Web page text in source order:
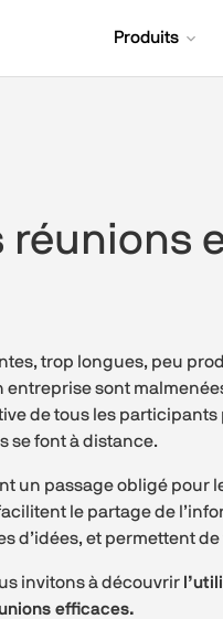
Produits
réunions
trop longues, peu
sont
de tous les participants
se font à distance.
un passage obligé pour
le partage de
d’idées, et permettent
invitons à découvrir
efficaces.